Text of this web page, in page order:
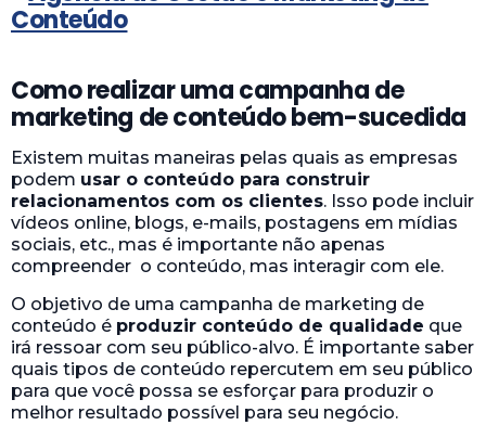
Como realizar uma campanha de
marketing de conteúdo bem-sucedida
Existem muitas maneiras pelas quais as empresas
podem usar o conteúdo para construir
relacionamentos com os clientes. Isso pode incluir
vídeos online, blogs, e-mails, postagens em mídias
sociais, etc., mas é importante não apenas
compreender o conteúdo, mas interagir com ele.
O objetivo de uma campanha de marketing de
conteúdo é produzir conteúdo de qualidade que
irá ressoar com seu público-alvo. É importante saber
quais tipos de conteúdo repercutem em seu público
para que você possa se esforçar para produzir o
melhor resultado possível para seu negócio.